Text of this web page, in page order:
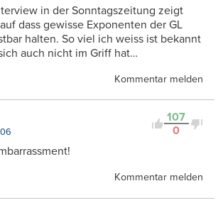
in der Sonntagszeitung zeigt
dass gewisse Exponenten der GL
halten. So viel ich weiss ist bekannt
auch nicht im Griff hat…
Kommentar melden
107
0
Kommentar melden